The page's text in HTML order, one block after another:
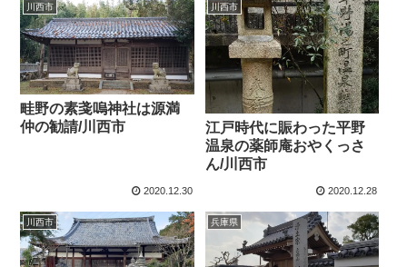
川西市
畦野の素戔嗚神社は源満
仲の勧請/川西市
2020.12.30
川西市
江戸時代に賑わった平野
温泉の薬師庵おやくっさ
ん/川西市
2020.12.28
川西市 兵庫県